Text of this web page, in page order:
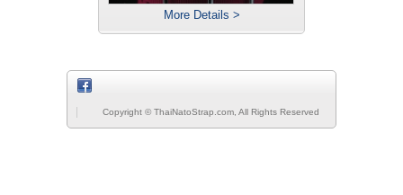
More Details >
Copyright © ThaiNatoStrap.com, All Rights Reserved